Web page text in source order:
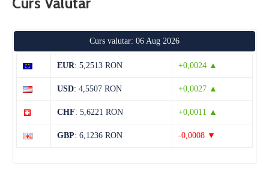
Curs valutar: 06 Aug 2026
EUR: 5,2513 RON +0,0024 ▲
USD: 4,5507 RON +0,0027 ▲
CHF: 5,6221 RON +0,0011 ▲
GBP: 6,1236 RON -0,0008 ▼